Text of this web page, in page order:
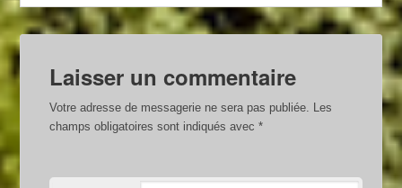
Laisser un commentaire
Votre adresse de messagerie ne sera pas publiée. Les
champs obligatoires sont indiqués avec*